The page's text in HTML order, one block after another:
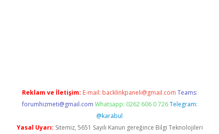
Reklam ve İletişim: E-mail: backlinkpaneli@gmail.com Teams:
forumhizmeti@gmail.com Whatsapp: 0262 606 0 726 Telegram:
@karabul
Yasal Uyarı: Sitemiz, 5651 Sayılı Kanun gereğince Bilgi Teknolojileri